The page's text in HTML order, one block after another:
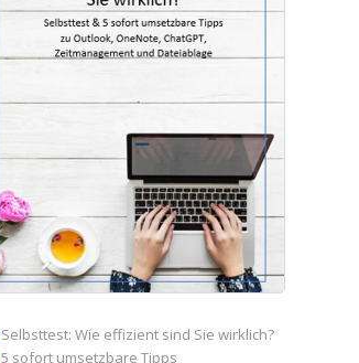
Selbsttest: Wie effizient sind Sie wirklich?
5 sofort umsetzbare Tipps